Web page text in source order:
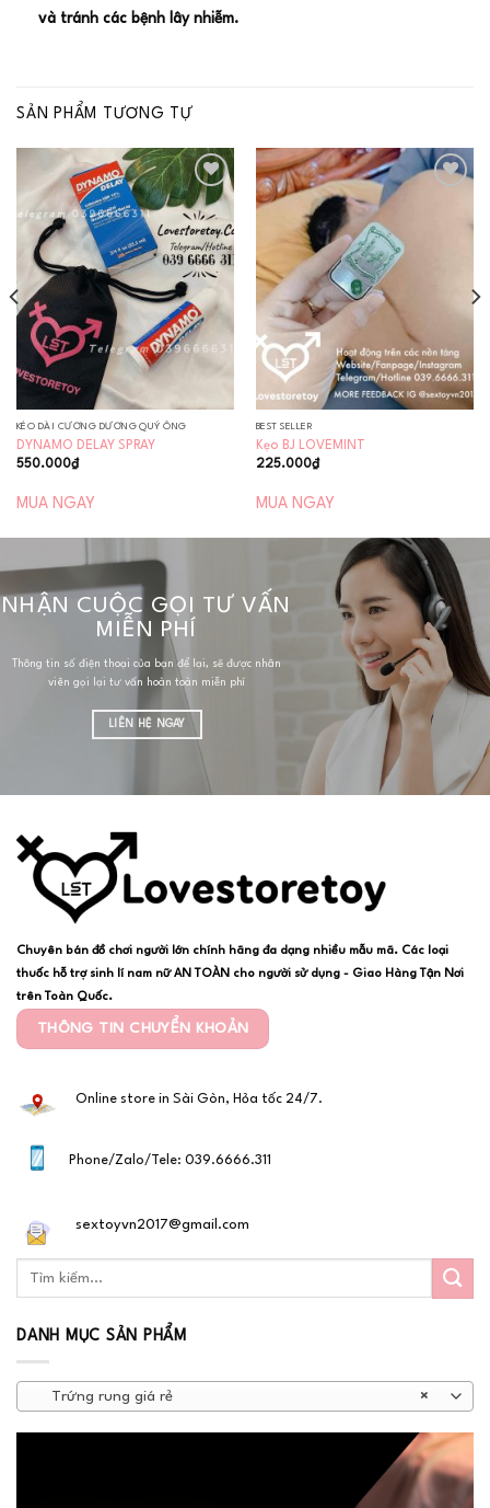
và tránh các bệnh lây nhiễm.
SẢN PHẨM TƯƠNG TỰ
Add to
wishlist
KÉO DÀI CƯƠNG DƯƠNG QUÝ ÔNG
DYNAMO DELAY SPRAY
550.000₫
MUA NGAY
BEST SELLER
Kẹo BJ LOVEMINT
225.000₫
MUA NGAY
NHẬN CUỘC GỌI TƯ VẤN
MIỄN PHÍ
Thông tin số điện thoại của bạn để lại, sẽ được nhân
viên gọi lại tư vấn hoàn toàn miễn phí
LIÊN HỆ NGAY
Chuyên bán đồ chơi người lớn chính hãng đa dạng nhiều mẫu mã. Các loại
thuốc hỗ trợ sinh lí nam nữ AN TOÀN cho người sử dụng - Giao Hàng Tận Nơi
trên Toàn Quốc.
THÔNG TIN CHUYỂN KHOẢN
Online store in Sài Gòn, Hỏa tốc 24/7.
Phone/Zalo/Tele: 039.6666.311
sextoyvn2017@gmail.com
DANH MỤC SẢN PHẨM
×
Trứng rung giá rẻ